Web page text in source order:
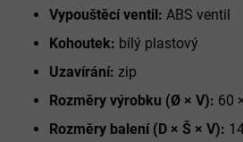
Vypouštěcí ventil: ABS ventil
Kohoutek: bílý plastový
Uzavírání: zip
Rozměry výrobku (Ø × V): 60
Rozměry balení (D × Š × V):